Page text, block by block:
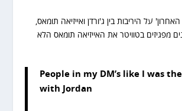
על היריבות בין ג'ורדן ואייזיאה תומאס,
מפגיזים בטוויטר את האייזיאה תומאס הלא
People in my DM’s like I was
with Jordan